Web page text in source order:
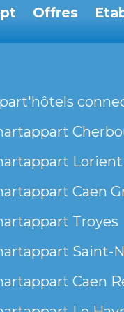
Offres
Lorient
Caen
Troyes
Saint-
Caen